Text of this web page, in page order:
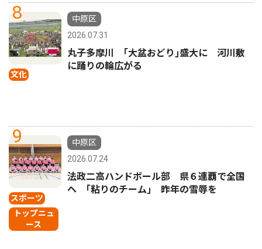
8
文化
中原区
2026.07.31
丸子多摩川 ｢大盆おどり｣盛大に 河川敷
に踊りの輪広がる
9
スポーツ
トップニュ
ース
中原区
2026.07.24
法政二高ハンドボール部 県６連覇で全国
へ ｢粘りのチーム｣ 昨年の雪辱を